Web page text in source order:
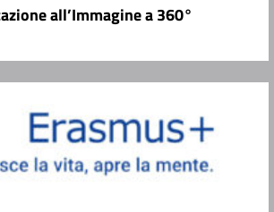
all’Immagine a 360°